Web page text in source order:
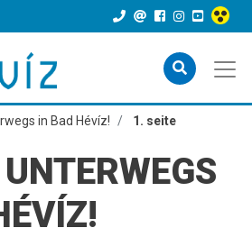
in Bad Hévíz! 1. seite
UNTERWEGS